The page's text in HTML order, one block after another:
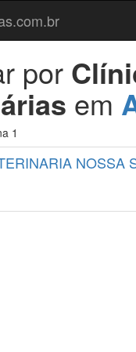
por
em
1
NOSSA